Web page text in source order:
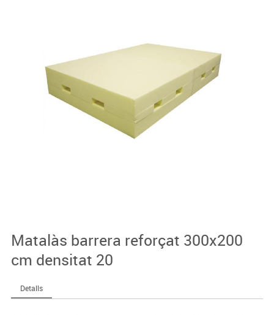
Matalàs barrera reforçat 300x200
cm densitat 20
Detalls